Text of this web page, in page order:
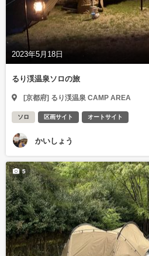
2023年5月18日
るり渓温泉ソロの旅
[京都府] るり渓温泉 CAMP AREA
ソロ 区画サイト オートサイト
かいしょう
5